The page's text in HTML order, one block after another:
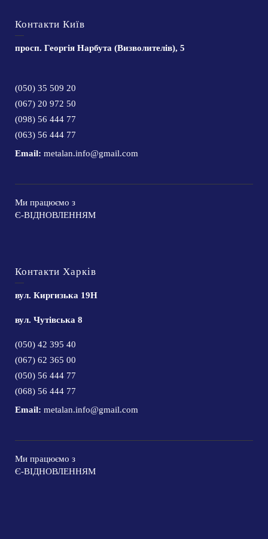
Контакти Київ
просп. Георгія Нарбута (Визволителів), 5
(050) 35 509 20
(067) 20 972 50
(098) 56 444 77
(063) 56 444 77
Email: metalan.info@gmail.com
Ми працюємо з
Є-ВІДНОВЛЕННЯМ
Контакти Харків
вул. Киргизька 19Н
вул. Чутівська 8
(050) 42 395 40
(067) 62 365 00
(050) 56 444 77
(068) 56 444 77
Email: metalan.info@gmail.com
Ми працюємо з
Є-ВІДНОВЛЕННЯМ